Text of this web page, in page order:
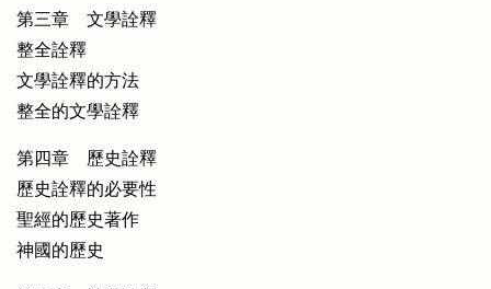
第三章 文學詮釋
整全詮釋
文學詮釋的方法
整全的文學詮釋
第四章 歷史詮釋
歷史詮釋的必要性
聖經的歷史著作
神國的歷史